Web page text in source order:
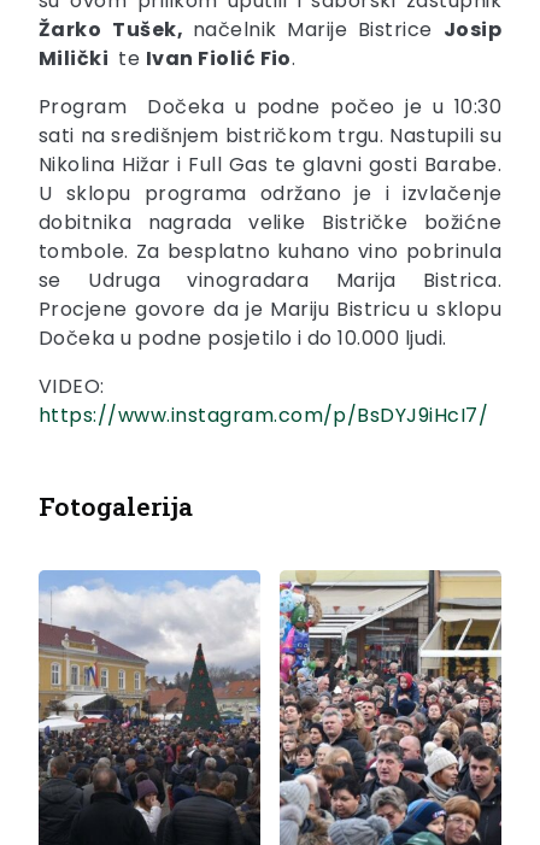
Žarko Tušek, načelnik Marije Bistrice Josip
Milički te Ivan Fiolić Fio.
Program Dočeka u podne počeo je u 10:30
sati na središnjem bistričkom trgu. Nastupili su
Nikolina Hižar i Full Gas te glavni gosti Barabe.
U sklopu programa održano je i izvlačenje
dobitnika nagrada velike Bistričke božićne
tombole. Za besplatno kuhano vino pobrinula
se Udruga vinogradara Marija Bistrica.
Procjene govore da je Mariju Bistricu u sklopu
Dočeka u podne posjetilo i do 10.000 ljudi.
VIDEO:
https://www.instagram.com/p/BsDYJ9iHcI7/
Fotogalerija